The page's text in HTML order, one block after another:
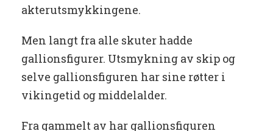
akterutsmykkingene.
Men langt fra alle skuter hadde
gallionsfigurer. Utsmykning av skip og
selve gallionsfiguren har sine røtter i
vikingetid og middelalder.
Fra gammelt av har gallionsfiguren